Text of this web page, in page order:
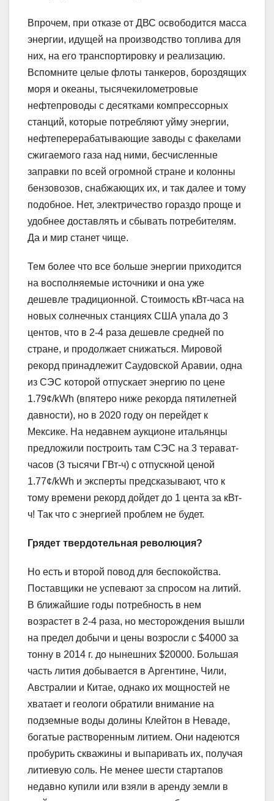
Впрочем, при отказе от ДВС освободится масса
энергии, идущей на производство топлива для
них, на его транспортировку и реализацию.
Вспомните целые флоты танкеров, бороздящих
моря и океаны, тысячекилометровые
нефтепроводы с десятками компрессорных
станций, которые потребляют уйму энергии,
нефтеперерабатывающие заводы с факелами
сжигаемого газа над ними, бесчисленные
заправки по всей огромной стране и колонны
бензовозов, снабжающих их, и так далее и тому
подобное. Нет, электричество гораздо проще и
удобнее доставлять и сбывать потребителям.
Да и мир станет чище.
Тем более что все больше энергии приходится
на восполняемые источники и она уже
дешевле традиционной. Стоимость кВт-часа на
новых солнечных станциях США упала до 3
центов, что в 2-4 раза дешевле средней по
стране, и продолжает снижаться. Мировой
рекорд принадлежит Саудовской Аравии, одна
из СЭС которой отпускает энергию по цене
1.79¢/kWh (впятеро ниже рекорда пятилетней
давности), но в 2020 году он перейдет к
Мексике. На недавнем аукционе итальянцы
предложили построить там СЭС на 3 терават-
часов (3 тысячи ГВт-ч) с отпускной ценой
1.77¢/kWh и эксперты предсказывают, что к
тому времени рекорд дойдет до 1 цента за кВт-
ч! Так что с энергией проблем не будет.
Грядет твердотельная революция?
Но есть и второй повод для беспокойства.
Поставщики не успевают за спросом на литий.
В ближайшие годы потребность в нем
возрастет в 2-4 раза, но месторождения вышли
на предел добычи и цены возросли с $4000 за
тонну в 2014 г. до нынешних $20000. Большая
часть лития добывается в Аргентине, Чили,
Австралии и Китае, однако их мощностей не
хватает и геологи обратили внимание на
подземные воды долины Клейтон в Неваде,
богатые растворенным литием. Они надеются
пробурить скважины и выпаривать их, получая
литиевую соль. Не менее шести стартапов
недавно купили или взяли в аренду земли в